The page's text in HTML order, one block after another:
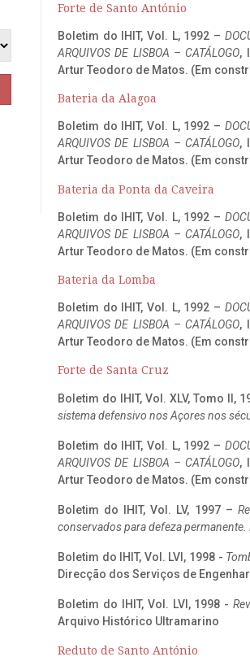
Forte de Santo António
Boletim do IHIT, Vol. L, 1992 –
ARQUIVOS DE LISBOA – CATÁLOGO,
Artur Teodoro de Matos. (Em
Bateria da Alagoa
Boletim do IHIT, Vol. L, 1992 –
ARQUIVOS DE LISBOA – CATÁLOGO,
Artur Teodoro de Matos. (Em
Bateria da Ponta da Caveira
Boletim do IHIT, Vol. L, 1992 –
ARQUIVOS DE LISBOA – CATÁLOGO,
Artur Teodoro de Matos. (Em
Bateria da Lomba
Boletim do IHIT, Vol. L, 1992 –
ARQUIVOS DE LISBOA – CATÁLOGO,
Artur Teodoro de Matos. (Em
Forte de Santa Cruz
Boletim do IHIT, Vol. XLV, Tomo II,
sistema defensivo nos Açores nos
Boletim do IHIT, Vol. L, 1992 –
ARQUIVOS DE LISBOA – CATÁLOGO,
Artur Teodoro de Matos. (Em
Boletim do IHIT, Vol. LV, 1997 –
conservados para defeza permanente.
Boletim do IHIT, Vol. LVI, 1998 -
Direcção dos Serviços de
Boletim do IHIT, Vol. LVI, 1998 -
Arquivo Histórico Ultramarino
Reduto de Santo António